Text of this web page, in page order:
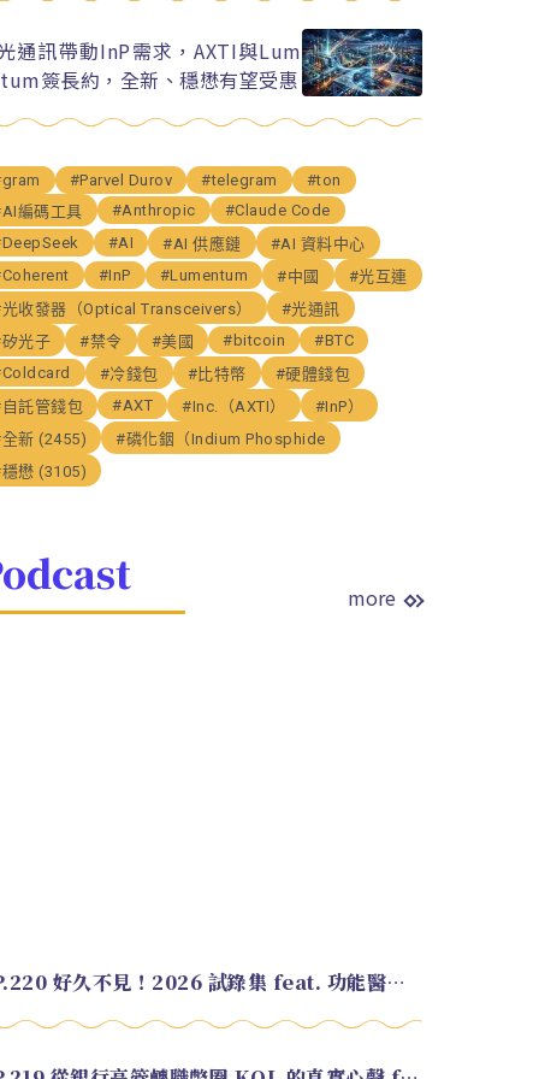
通訊帶動InP需求，AXTI與Lum
簽長約，全新、穩懋有望受惠
#Parvel Durov #telegram
#ton
編碼工具
#Anthropic
#Claude Code
#AI #AI 供應鏈
#AI 資料中心
#InP #Lumentum #中國
#光互連
收發器（Optical Transceivers）
#光通訊
光子
#禁令 #美國 #bitcoin
#BTC
#冷錢包 #比特幣
#硬體錢包
託管錢包
#AXT #Inc.（AXTI）
#InP）
新 (2455)
#磷化銦（Indium Phosphide
懋 (3105)
more
EP.220 好久不見！2026 試錄集 feat. 功能醫學營養師 美寶